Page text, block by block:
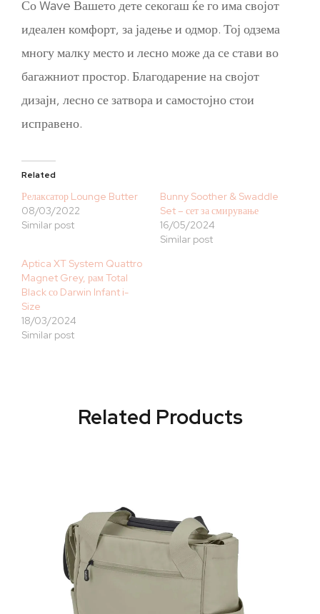
Со Wave Вашето дете секогаш ќе го има својот
идеален комфорт, за јадење и одмор. Тој одзема
многу малку место и лесно може да се стави во
багажниот простор. Благодарение на својот
дизајн, лесно се затвора и самостојно стои
исправено.
Related
Релаксатор Lounge Butter
08/03/2022
Similar post
Bunny Soother & Swaddle
Set – сет за смирување
16/05/2024
Similar post
Aptica XT System Quattro
Magnet Grey, рам Total
Black со Darwin Infant i-
Size
18/03/2024
Similar post
Related Products